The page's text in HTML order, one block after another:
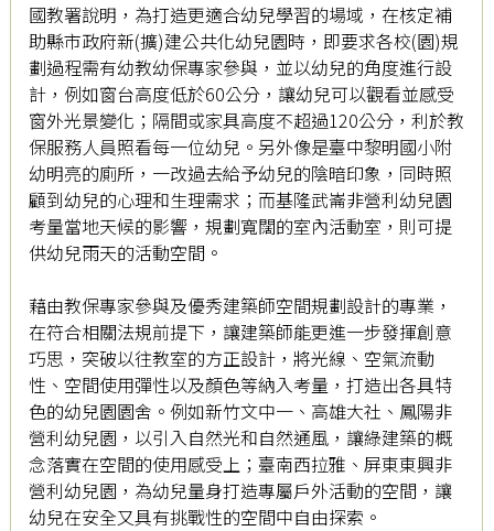
國教署說明，為打造更適合幼兒學習的場域，在核定補
助縣市政府新(擴)建公共化幼兒園時，即要求各校(園)規
劃過程需有幼教幼保專家參與，並以幼兒的角度進行設
計，例如窗台高度低於60公分，讓幼兒可以觀看並感受
窗外光景變化；隔間或家具高度不超過120公分，利於教
保服務人員照看每一位幼兒。另外像是臺中黎明國小附
幼明亮的廁所，一改過去給予幼兒的陰暗印象，同時照
顧到幼兒的心理和生理需求；而基隆武崙非營利幼兒園
考量當地天候的影響，規劃寬闊的室內活動室，則可提
供幼兒雨天的活動空間。
藉由教保專家參與及優秀建築師空間規劃設計的專業，
在符合相關法規前提下，讓建築師能更進一步發揮創意
巧思，突破以往教室的方正設計，將光線、空氣流動
性、空間使用彈性以及顏色等納入考量，打造出各具特
色的幼兒園園舍。例如新竹文中一、高雄大社、鳳陽非
營利幼兒園，以引入自然光和自然通風，讓綠建築的概
念落實在空間的使用感受上；臺南西拉雅、屏東東興非
營利幼兒園，為幼兒量身打造專屬戶外活動的空間，讓
幼兒在安全又具有挑戰性的空間中自由探索。